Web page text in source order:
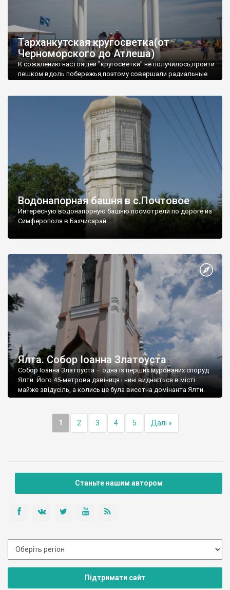
Тарханкутская кругосветка(от
Черноморского до Атлеша)
К сожалению настоящей "кругосветки" не получилось,пройти
пешком вдоль побережья,поэтому совершали радиальные
Водонапорная башня в с.Почтовое
Интересную водонапорную башню посмотрели по дороге из
Симферополя в Бахчисарай.
Ялта. Собор Іоанна Златоуста
Собор Іоанна Златоуста – одна із перших мурованих споруд
Ялти. Його 45-метрова дзвіниця і нині видніється в місті
майже звідусіль, а колись це була висотна домінанта Ялти.
1 2 3 4 5 Далі »
Станьте нашим автором
Підтримати сайт